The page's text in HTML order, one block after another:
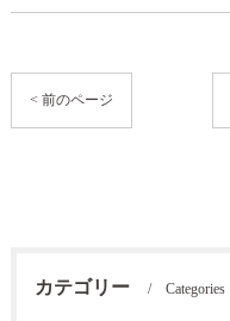
< 前のページ
カテゴリー Categories